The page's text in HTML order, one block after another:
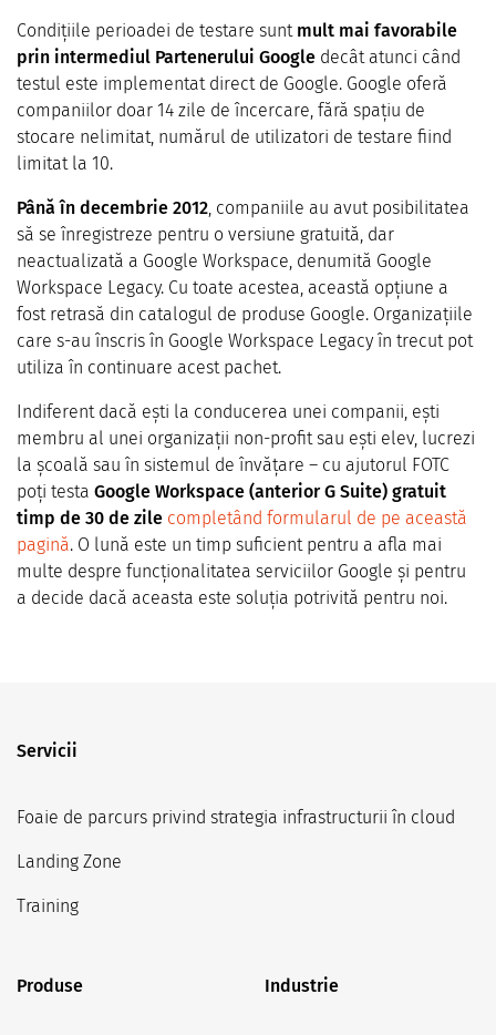
Condițiile perioadei de testare sunt mult mai favorabile
prin intermediul Partenerului Google decât atunci când
testul este implementat direct de Google. Google oferă
companiilor doar 14 zile de încercare, fără spațiu de
stocare nelimitat, numărul de utilizatori de testare fiind
limitat la 10.
Până în decembrie 2012 , companiile au avut posibilitatea
să se înregistreze pentru o versiune gratuită, dar
neactualizată a Google Workspace, denumită Google
Workspace Legacy. Cu toate acestea, această opțiune a
fost retrasă din catalogul de produse Google. Organizațiile
care s-au înscris în Google Workspace Legacy în trecut pot
utiliza în continuare acest pachet.
Indiferent dacă ești la conducerea unei companii, ești
membru al unei organizații non-profit sau ești elev, lucrezi
la școală sau în sistemul de învățare – cu ajutorul FOTC
poți testa Google Workspace (anterior G Suite) gratuit
timp de 30 de zile completând formularul de pe această
pagină. O lună este un timp suficient pentru a afla mai
multe despre funcționalitatea serviciilor Google și pentru
a decide dacă aceasta este soluția potrivită pentru noi.
Servicii
Foaie de parcurs privind strategia infrastructurii în cloud
Landing Zone
Training
Produse Industrie